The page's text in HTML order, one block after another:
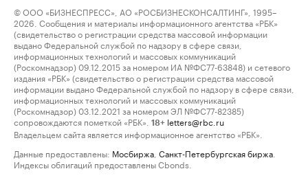
© ООО «БИЗНЕСПРЕСС», АО «РОСБИЗНЕСКОНСАЛТИНГ», 1995–
2026. Сообщения и материалы информационного агентства «РБК»
(свидетельство о регистрации средства массовой информации
выдано Федеральной службой по надзору в сфере связи,
информационных технологий и массовых коммуникаций
(Роскомнадзор) 09.12.2015 за номером ИА №ФС77-63848) и сетевого
издания «РБК» (свидетельство о регистрации средства массовой
информации выдано Федеральной службой по надзору в сфере связи,
информационных технологий и массовых коммуникаций
(Роскомнадзор) 03.12.2021 за номером ЭЛ №ФС77-82385)
сопровождаются пометкой «РБК».
18+ letters@rbc.ru
Владельцем сайта является информационное агентство «РБК».
Данные предоставлены: Мосбиржа Санкт-Петербургская биржа
Индексы облигаций предоставлены Cbonds.